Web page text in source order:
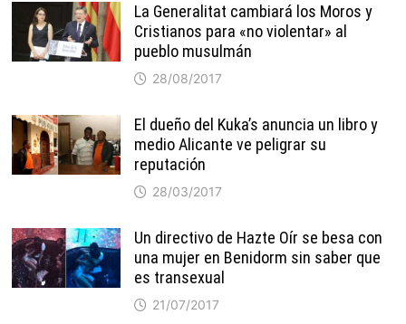
La Generalitat cambiará los Moros y
Cristianos para «no violentar» al
pueblo musulmán
28/08/2017
El dueño del Kuka’s anuncia un libro y
medio Alicante ve peligrar su
reputación
28/03/2017
Un directivo de Hazte Oír se besa con
una mujer en Benidorm sin saber que
es transexual
21/07/2017